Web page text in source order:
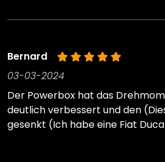
Bernard
03-03-2024
Der Powerbox hat das
deutlich verbessert und den
gesenkt (Ich habe eine Fiat